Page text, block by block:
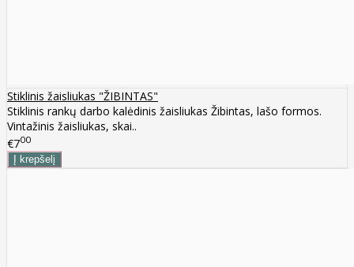
Stiklinis žaisliukas "ŽIBINTAS"
Stiklinis rankų darbo kalėdinis žaisliukas Žibintas, lašo formos.
Vintažinis žaisliukas, skai..
€700